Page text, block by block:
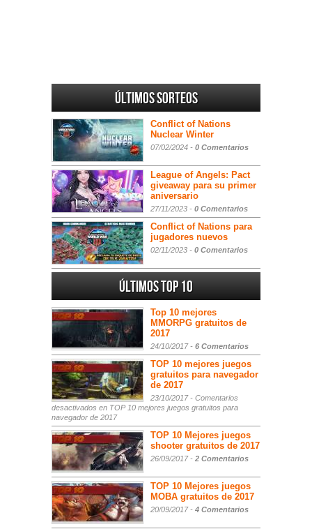
Últimos sorteos
Conflict of Nations
Nuclear Winter
07/02/2024 - 0 Comentarios
League of Angels: Pact
giveaway para su primer
aniversario
27/11/2023 - 0 Comentarios
Conflict of Nations para
jugadores nuevos
02/11/2023 - 0 Comentarios
Últimos Top 10
Top 10 mejores
MMORPG gratuitos de
2017
24/10/2017 - 6 Comentarios
TOP 10 mejores juegos
gratuitos para navegador
de 2017
23/10/2017 - Comentarios
desactivados en TOP 10 mejores juegos gratuitos para
navegador de 2017
TOP 10 Mejores juegos
shooter gratuitos de 2017
26/09/2017 - 2 Comentarios
TOP 10 Mejores juegos
MOBA gratuitos de 2017
20/09/2017 - 4 Comentarios